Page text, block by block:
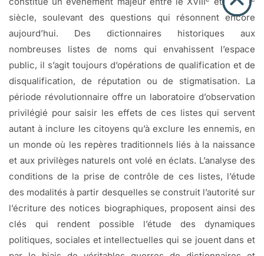
siècle, soulevant des questions qui résonnent encore
aujourd’hui. Des dictionnaires historiques aux
nombreuses listes de noms qui envahissent l’espace
public, il s’agit toujours d’opérations de qualification et de
disqualification, de réputation ou de stigmatisation. La
période révolutionnaire offre un laboratoire d’observation
privilégié pour saisir les effets de ces listes qui servent
autant à inclure les citoyens qu’à exclure les ennemis, en
un monde où les repères traditionnels liés à la naissance
et aux privilèges naturels ont volé en éclats. L’analyse des
conditions de la prise de contrôle de ces listes, l’étude
des modalités à partir desquelles se construit l’autorité sur
l’écriture des notices biographiques, proposent ainsi des
clés qui rendent possible l’étude des dynamiques
politiques, sociales et intellectuelles qui se jouent dans et